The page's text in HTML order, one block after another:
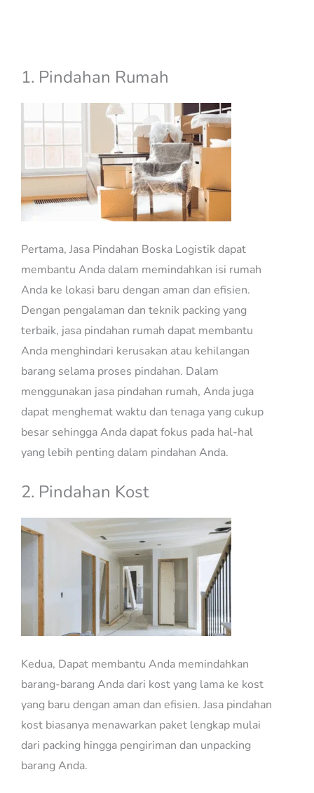
1. Pindahan Rumah
Pertama, Jasa Pindahan Boska Logistik dapat
membantu Anda dalam memindahkan isi rumah
Anda ke lokasi baru dengan aman dan efisien.
Dengan pengalaman dan teknik packing yang
terbaik, jasa pindahan rumah dapat membantu
Anda menghindari kerusakan atau kehilangan
barang selama proses pindahan. Dalam
menggunakan jasa pindahan rumah, Anda juga
dapat menghemat waktu dan tenaga yang cukup
besar sehingga Anda dapat fokus pada hal-hal
yang lebih penting dalam pindahan Anda.
2. Pindahan Kost
Kedua, Dapat membantu Anda memindahkan
barang-barang Anda dari kost yang lama ke kost
yang baru dengan aman dan efisien. Jasa pindahan
kost biasanya menawarkan paket lengkap mulai
dari packing hingga pengiriman dan unpacking
barang Anda.